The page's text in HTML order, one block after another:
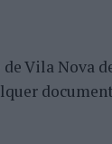
Vila Nova